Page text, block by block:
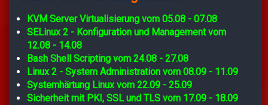
KVM Server Virtualisierung vom 05.08 - 07.08
SELinux 2 - Konfiguration und Management vom
12.08 - 14.08
Bash Shell Scripting vom 24.08 - 27.08
Linux 2 - System Administration vom 08.09 - 11.09
Systemhärtung Linux vom 22.09 - 25.09
Sicherheit mit PKI, SSL und TLS vom 17.09 - 18.09